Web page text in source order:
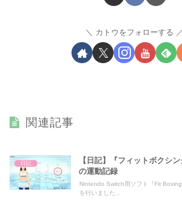
カトウをフォローする
関連記事
日記
【日記】『フィットボクシ
の運動記録
Nintendo Switch用ソフト『Fit Boxing
を行いました...